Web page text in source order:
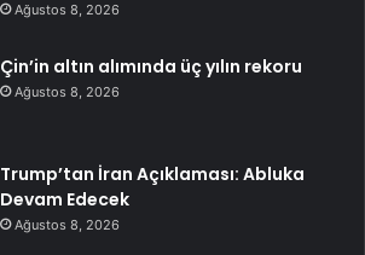
Ağustos 8, 2026
Çin’in altın alımında üç yılın rekoru
Ağustos 8, 2026
Trump’tan İran Açıklaması: Abluka
Devam Edecek
Ağustos 8, 2026